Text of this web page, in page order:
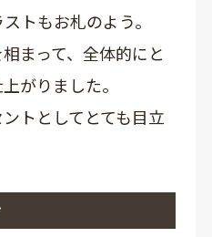
トもお札のよう。
まって、全体的にと
がりました。
トとしてとても目立